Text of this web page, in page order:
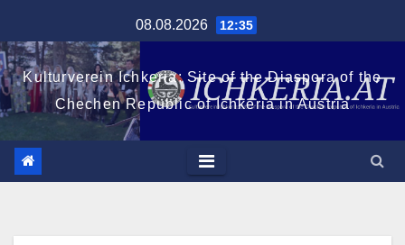
к
содержимому
08.08.2026 12:35
Kulturverein Ichkeria: Site of the Diaspora of the
Chechen Republic of Ichkeria in Austria